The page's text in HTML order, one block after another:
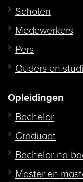
Scholen
Medewerkers
Pers
Ouders en
Opleidingen
Bachelor
Graduaat
Bachelor-na-
Master en